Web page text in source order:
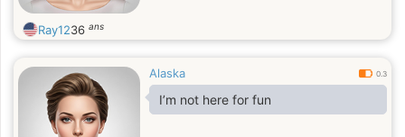
Ray1236 ans
Alaska 0.3
I’m not here for fun